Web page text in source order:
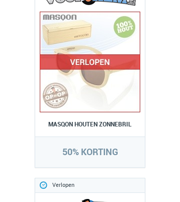
MASQON HOUTEN ZONNEBRIL
50% KORTING
Verlopen